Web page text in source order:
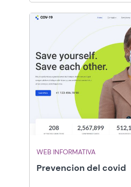
WEB INFORMATIVA
Prevencion del covid